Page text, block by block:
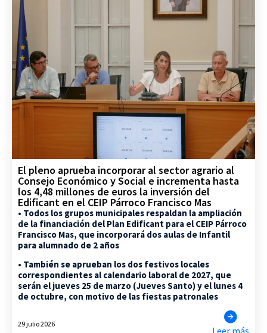
El pleno aprueba incorporar al sector agrario al
Consejo Económico y Social e incrementa hasta
los 4,48 millones de euros la inversión del
Edificant en el CEIP Párroco Francisco Mas
• Todos los grupos municipales respaldan la ampliación
de la financiación del Plan Edificant para el CEIP Párroco
Francisco Mas, que incorporará dos aulas de Infantil
para alumnado de 2 años
• También se aprueban los dos festivos locales
correspondientes al calendario laboral de 2027, que
serán el jueves 25 de marzo (Jueves Santo) y el lunes 4
de octubre, con motivo de las fiestas patronales
29 julio 2026